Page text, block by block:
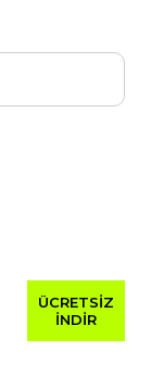
ÜCRETSİZ
İNDİR